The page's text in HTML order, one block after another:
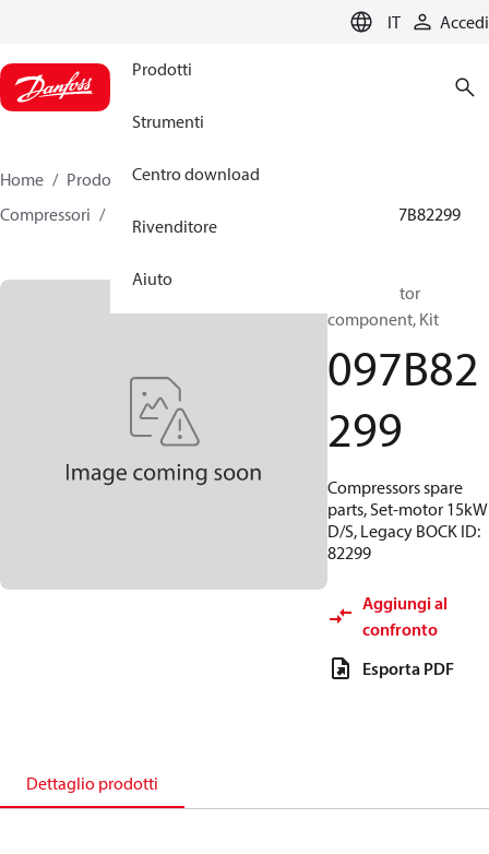
IT Accedi
Prodotti
Strumenti
Centro download
Rivenditore
Aiuto
Home Prodotti
Climate Solutions for heating
Compressori
097B82299
BOCK, Motor
component, Kit
097B82
299
Compressors spare
parts, Set-motor 15kW
D/S, Legacy BOCK ID:
82299
Aggiungi al
confronto
Esporta PDF
Dettaglio prodotti